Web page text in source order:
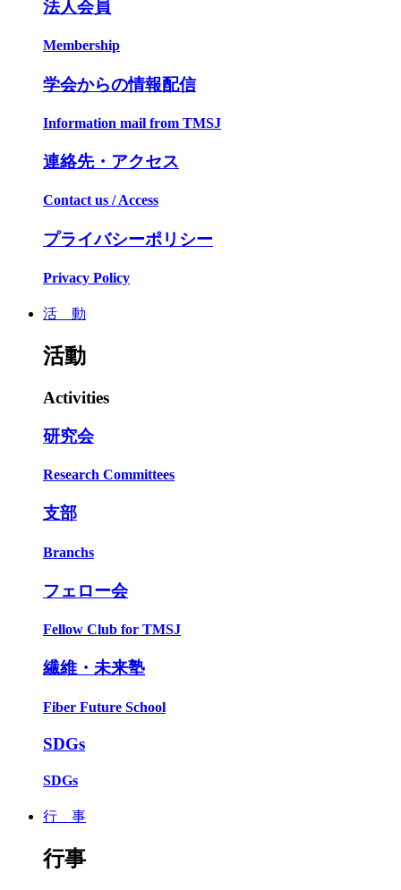
法人会員
Membership
学会からの情報配信
Information mail from TMSJ
連絡先・アクセス
Contact us / Access
プライバシーポリシー
Privacy Policy
活 動
活動
Activities
研究会
Research Committees
支部
Branchs
フェロー会
Fellow Club for TMSJ
繊維・未来塾
Fiber Future School
SDGs
SDGs
行 事
行事